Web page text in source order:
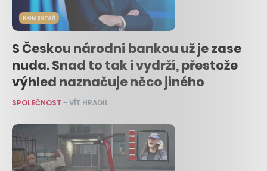
KOMENTÁŘ
S Českou národní bankou už je zase
nuda. Snad to tak i vydrží, přestože
výhled naznačuje něco jiného
SPOLEČNOST –VÍT HRADIL